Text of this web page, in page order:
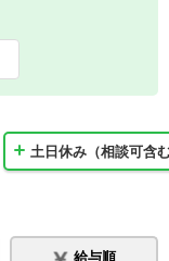
土日休み（相談可含
給与順